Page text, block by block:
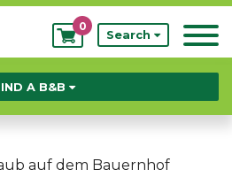
My
Bookings
0
Search
A B&B
auf dem Bauernhof